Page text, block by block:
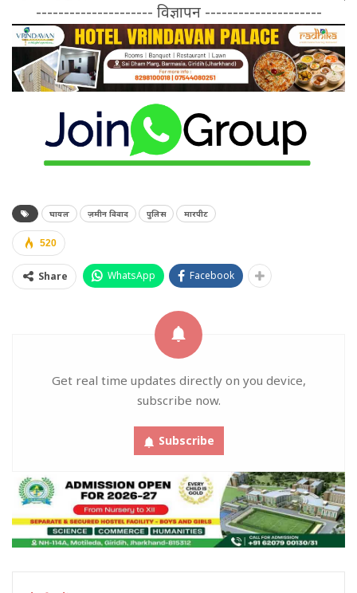
--------------------- विज्ञापन ---------------------
घायल ज़मीन विवाद पुलिस मारपीट
520
Share WhatsApp Facebook
Get real time updates directly on you device,
subscribe now.
Subscribe